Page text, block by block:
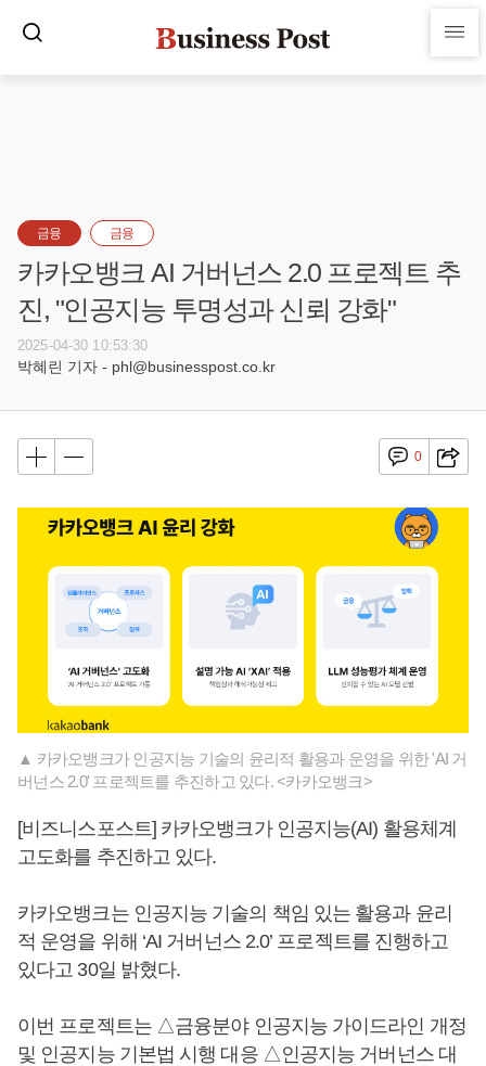
금융 금융
카카오뱅크 AI 거버넌스 2.0 프로젝트 추
진, "인공지능 투명성과 신뢰 강화"
2025-04-30 10:53:30
박혜린 기자 - phl@businesspost.co.kr
0
▲ 카카오뱅크가 인공지능 기술의 윤리적 활용과 운영을 위한 'AI 거
버넌스 2.0' 프로젝트를 추진하고 있다. <카카오뱅크>
[비즈니스포스트] 카카오뱅크가 인공지능(AI) 활용체계
고도화를 추진하고 있다.
카카오뱅크는 인공지능 기술의 책임 있는 활용과 윤리
적 운영을 위해 ‘AI 거버넌스 2.0’ 프로젝트를 진행하고
있다고 30일 밝혔다.
이번 프로젝트는 △금융분야 인공지능 가이드라인 개정
및 인공지능 기본법 시행 대응 △인공지능 거버넌스 대